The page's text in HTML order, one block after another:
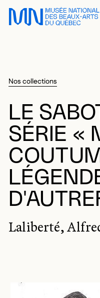
Sauter au menu principal
Sauter au contenu
Sauter au pied de page
Nos collections
LE
SÉRIE «
Laliberté,